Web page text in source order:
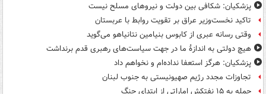
پزشکیان: شکافی بین دولت و نیروهای مسلح نیست
تاکید نخست‌وزیر عراق بر تقویت روابط با عربستان
وقتی رسانه عبری از کابوس بنیامین نتانیاهو می‌گوید
هیچ دولتی به اندازۀ ما در جهت سیاست‌های رهبری قدم برنداشت
پزشکیان: هرگز استعفا نداده‌ام و نخواهم داد
تجاوزات مجدد رژیم صهیونیستی به جنوب لبنان
حمله به ۱۵ نفتکش‌ اماراتی از ابتدای جنگ